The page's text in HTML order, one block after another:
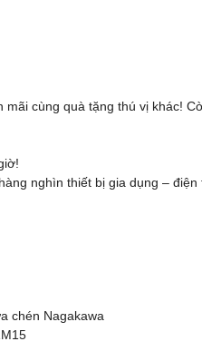
cùng quà tặng thú vị khác!
nghìn thiết bị gia dụng –
chén Nagakawa